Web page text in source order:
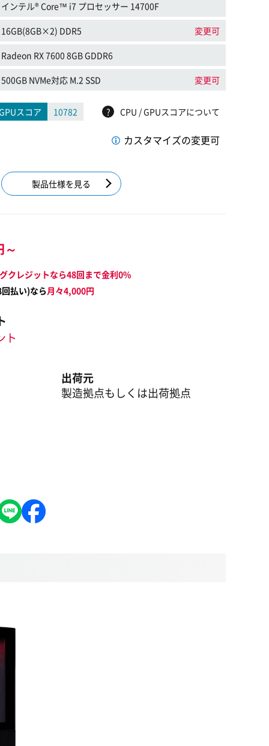
インテル® Core™ i7 プロセッサー 14700F
16GB(8GB×2) DDR5 変更可
Radeon RX 7600 8GB GDDR6
500GB NVMe対応 M.2 SSD 変更可
スコア 10782 ? CPU / GPUスコアについて
カスタマイズの変更可
製品仕様を見る
～
クレジットなら48回まで金利0%
回払い)なら月々4,000円
ト
出荷元
製造拠点もしくは出荷拠点